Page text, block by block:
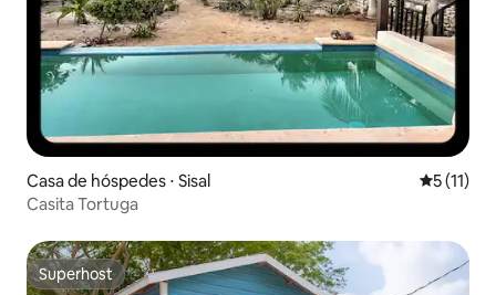
Casa de hóspedes ⋅ Sisal 5 de uma
5 (11)
Casita Tortuga
Superhost
Superhost